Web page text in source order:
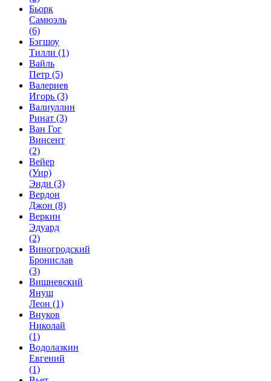
Бьорк
Самюэль
(6)
Бэгшоу
Тилли (1)
Вайль
Петр (5)
Валериев
Игорь (3)
Валиуллин
Ринат (3)
Ван Гог
Винсент
(2)
Вейер
(Уир)
Энди (3)
Вердон
Джон (8)
Веркин
Эдуард
(2)
Виногродский
Бронислав
(3)
Вишневский
Януш
Леон (1)
Внуков
Николай
(1)
Водолазкин
Евгений
(1)